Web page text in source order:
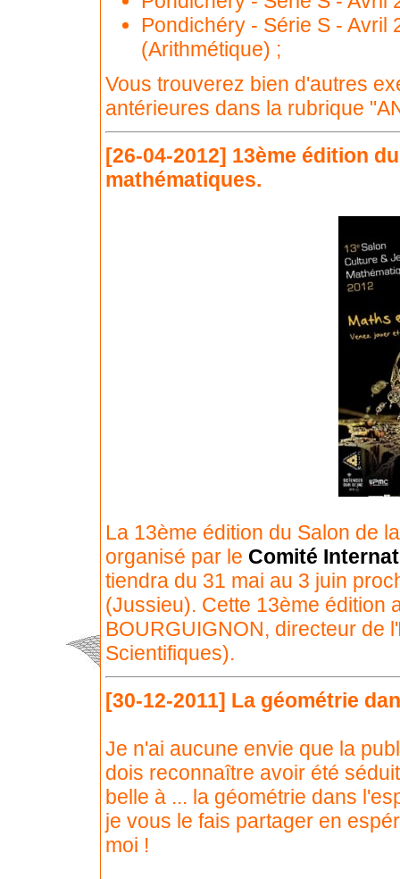
Pondichéry - Série S - Avril
(Arithmétique) ;
Vous trouverez bien d'autres
antérieures dans la rubrique
[26-04-2012] 13ème édition
mathématiques.
La 13ème édition du Salon de
organisé par le Comité
tiendra du 31 mai au 3 juin
(Jussieu). Cette 13ème édition
BOURGUIGNON, directeur de l'
Scientifiques).
[30-12-2011] La géométrie
Je n'ai aucune envie que la
dois reconnaître avoir été
belle à ... la géométrie dans
je vous le fais partager en
moi !